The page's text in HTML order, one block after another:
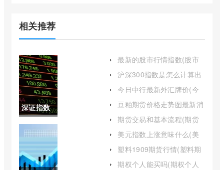
相关推荐
深证指数
历年情况
(今日股市
深证指数)
最新的股市行情指数(股市
最新指数行情)
沪深300指数是怎么计算出
来的(沪深300指数公式)
今日中行最新外汇牌价(今
日中行最新外汇牌价表)
豆粕期货价格走势图最新消
息(2505豆粕期货价格今天)
期货交易和基本流程(期货
交易的基本流程有哪些)
美元指数上涨意味什么(美
元指数上涨是美元上涨吗)
塑料1909期货行情(塑料期
货实时行情)
期权个人能买吗(期权个人